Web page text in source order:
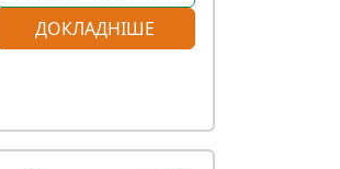
ДОКЛАДНІШЕ